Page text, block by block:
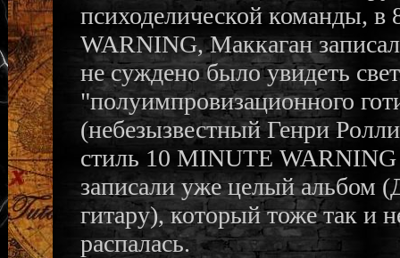
психоделической команды,
WARNING, Маккаган
не суждено было увидеть
"полуимпровизационного
(небезызвестный Генри
стиль 10 MINUTE
записали уже целый альбом
гитару), который тоже так и
распалась.